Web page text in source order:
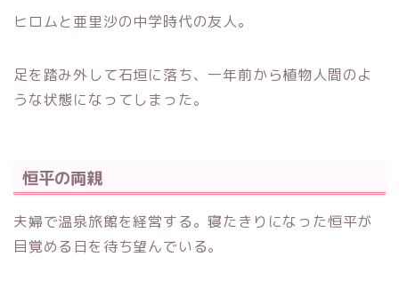
ヒロムと亜里沙の中学時代の友人。
足を踏み外して石垣に落ち、一年前から植物人間のよ
うな状態になってしまった。
恒平の両親
夫婦で温泉旅館を経営する。寝たきりになった恒平が
目覚める日を待ち望んでいる。